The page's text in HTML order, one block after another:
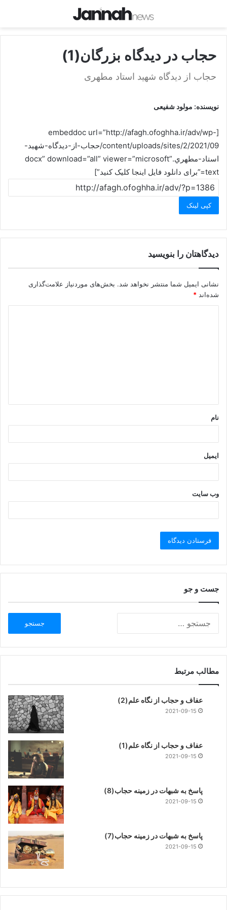
حجاب در ديدگاه بزرگان(1)
حجاب از ديدگاه شهيد استاد مطهری
نويسنده: مولود شفيعی
[embeddoc url=”http://afagh.ofoghha.ir/adv/wp-
content/uploads/sites/2/2021/09/حجاب-از-ديدگاه-شهيد-
استاد-مطهري.docx” download=”all” viewer=”microsoft”
text=”برای دانلود فایل اینجا کلیک کنید”]
کپی لینک
دیدگاهتان را بنویسید
نشانی ایمیل شما منتشر نخواهد شد. بخش‌های موردنیاز علامت‌گذاری
شده‌اند *
*
نام
ایمیل
وب‌ سایت
جست و جو
مطالب مرتبط
عفاف و حجاب از نگاه علم(2)
2021-09-15
عفاف و حجاب از نگاه علم(1)
2021-09-15
پاسخ به شبهات در زمینه حجاب(8)
2021-09-15
پاسخ به شبهات در زمینه حجاب(7)
2021-09-15